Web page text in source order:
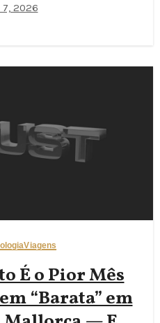
7, 2026
Viagens
É o Pior Mês
“Barata” em